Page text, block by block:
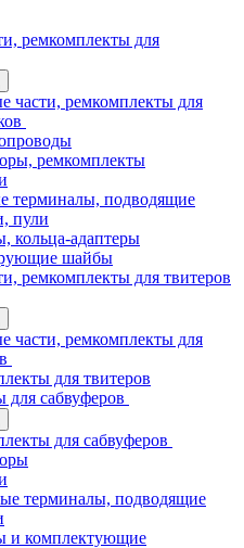
ремкомплекты для
части, ремкомплекты для
ремкомплекты
терминалы, подводящие
пули
кольца-адаптеры
шайбы
ремкомплекты для твитеров
части, ремкомплекты для
для твитеров
для сабвуферов
для сабвуферов
терминалы, подводящие
и комплектующие